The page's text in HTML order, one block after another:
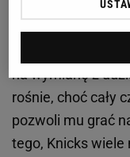
w zespole
nich jest transfer
czyli Rose'a.
na wymianę z
rośnie, choć cały
pozwoli mu grać
tego, Knicks wiele